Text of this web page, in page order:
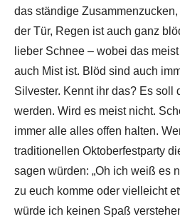
das ständige
der Tür, Regen ist auch ganz
lieber Schnee – wobei das
auch Mist ist. Blöd sind auch
Silvester. Kennt ihr das? Es soll
werden. Wird es meist nicht.
immer alle alles offen halten.
traditionellen Oktoberfestparty
sagen würden: „Oh ich weiß es
zu euch komme oder vielleicht
würde ich keinen Spaß